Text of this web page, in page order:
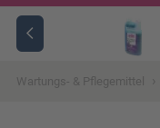
Wartungs- & Pflegemittel